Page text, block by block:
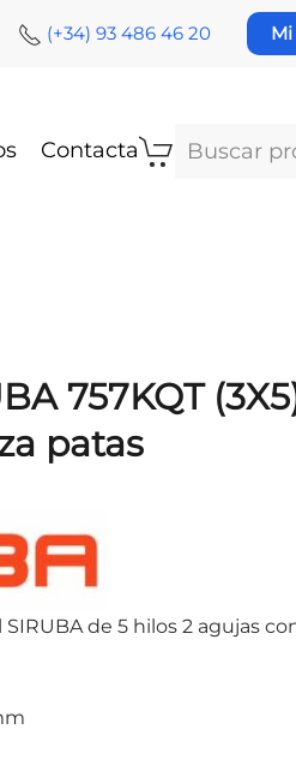
(+34) 93 486 46 20
Contacta
Buscar
757KQT
patas
de 5 hilos 2 agujas